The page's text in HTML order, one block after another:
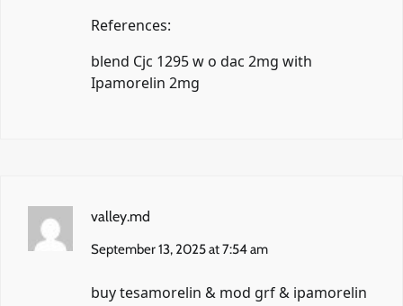
References:
blend Cjc 1295 w o dac 2mg with
Ipamorelin 2mg
valley.md
September 13, 2025 at 7:54 am
buy tesamorelin & mod grf & ipamorelin